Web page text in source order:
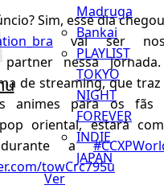
Madruga
Bankai
PLAYLIST
TOKYO
NIGHT
FOREVER
INDIE
JAPAN
Ver
Sim, esse dia
vai ser
partner nessa
de streaming, que traz
animes para os fãs
oriental, estará
durante a
towCrc795u